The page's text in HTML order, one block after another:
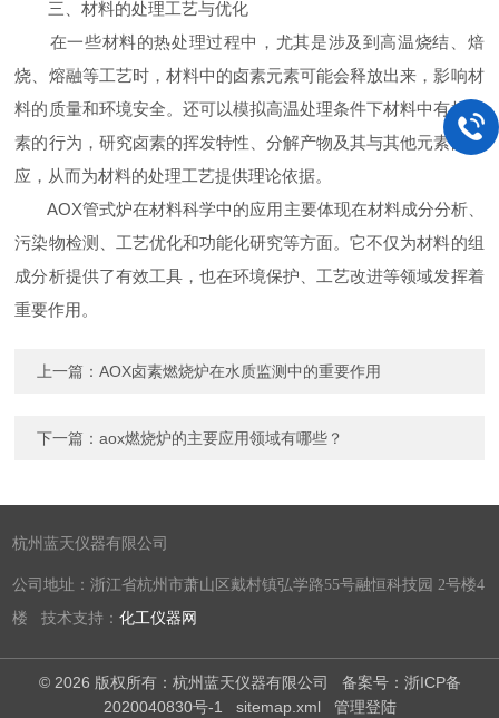
三、材料的处理工艺与优化
在一些材料的热处理过程中，尤其是涉及到高温烧结、焙
烧、熔融等工艺时，材料中的卤素元素可能会释放出来，影响材
料的质量和环境安全。还可以模拟高温处理条件下材料中有机卤
素的行为，研究卤素的挥发特性、分解产物及其与其他元素的反
应，从而为材料的处理工艺提供理论依据。
AOX管式炉在材料科学中的应用主要体现在材料成分分析、
污染物检测、工艺优化和功能化研究等方面。它不仅为材料的组
成分析提供了有效工具，也在环境保护、工艺改进等领域发挥着
重要作用。
上一篇：AOX卤素燃烧炉在水质监测中的重要作用
下一篇：aox燃烧炉的主要应用领域有哪些？
杭州蓝天仪器有限公司
公司地址：浙江省杭州市萧山区戴村镇弘学路55号融恒科技园 2号楼4
楼 技术支持：化工仪器网
© 2026 版权所有：杭州蓝天仪器有限公司 备案号：浙ICP备
2020040830号-1
sitemap.xml 管理登陆